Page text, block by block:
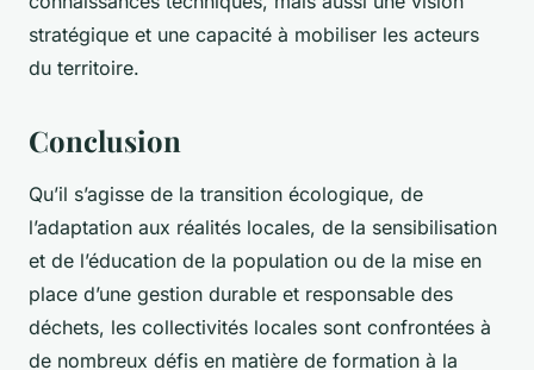
stratégique et une capacité à mobiliser les acteurs
du territoire.
Conclusion
Qu’il s’agisse de la transition écologique, de
l’adaptation aux réalités locales, de la sensibilisation
et de l’éducation de la population ou de la mise en
place d’une gestion durable et responsable des
déchets, les collectivités locales sont confrontées à
de nombreux défis en matière de formation à la